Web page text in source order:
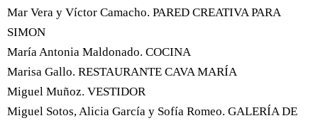
Mar Vera y Víctor Camacho. PARED CREATIVA PARA
SIMON
María Antonia Maldonado. COCINA
Marisa Gallo. RESTAURANTE CAVA MARÍA
Miguel Muñoz. VESTIDOR
Miguel Sotos, Alicia García y Sofía Romeo. GALERÍA DE